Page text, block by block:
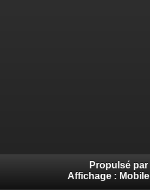
Propulsé par
Affichage : Mobile